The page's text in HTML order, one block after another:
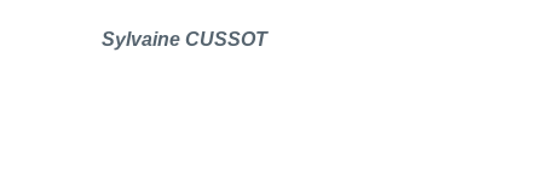
Sylvaine CUSSOT